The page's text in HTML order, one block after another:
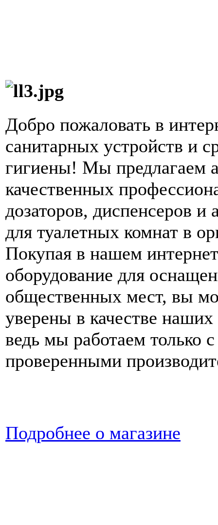
Добро пожаловать в
санитарных устройств и
гигиены! Мы предлагаем
качественных
дозаторов, диспенсеров и
для туалетных комнат в
Покупая в нашем
оборудование для
общественных мест, вы
уверены в качестве наших
ведь мы работаем только с
проверенными
Подробнее о магазине